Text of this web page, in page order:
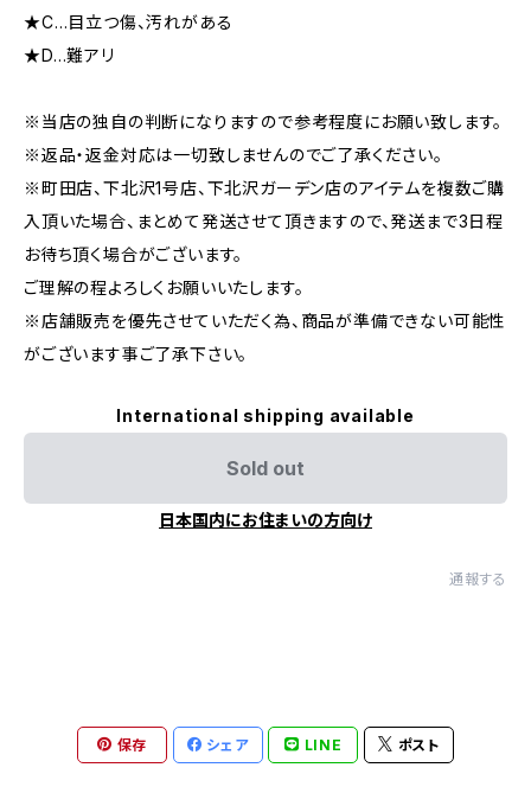
★C…目立つ傷、汚れがある
★D…難アリ
※当店の独自の判断になりますので参考程度にお願い致します。
※返品・返金対応は一切致しませんのでご了承ください。
※町田店、下北沢1号店、下北沢ガーデン店のアイテムを複数ご購
入頂いた場合、まとめて発送させて頂きますので、発送まで3日程
お待ち頂く場合がございます。
ご理解の程よろしくお願いいたします。
※店舗販売を優先させていただく為、商品が準備できない可能性
がございます事ご了承下さい。
International shipping available
Sold out
日本国内にお住まいの方向け
通報する
保存 シェア LINE ポスト